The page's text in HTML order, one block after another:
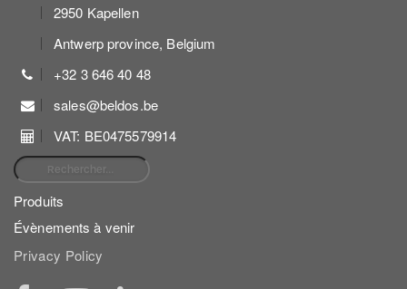
2950 Kapellen
Antwerp province, Belgium
+32 3 646 40 48
sales@beldos.be
VAT: BE0475579914
Rechercher :
Produits
Évènements à venir
Privacy Policy